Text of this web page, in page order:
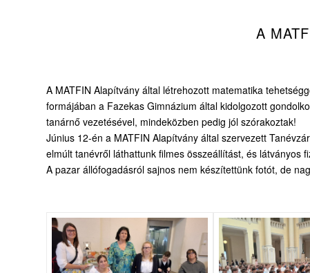
A
A MATFIN Alapítvány által létrehozott matematika
formájában a Fazekas Gimnázium által kidolgozott
tanárnő vezetésével, mindeközben pedig jól szórakoztak!
Június 12-én a MATFIN Alapítvány által szervezett
elmúlt tanévről láthattunk filmes összeállítást, és látványos
A pazar állófogadásról sajnos nem készítettünk fotót, de